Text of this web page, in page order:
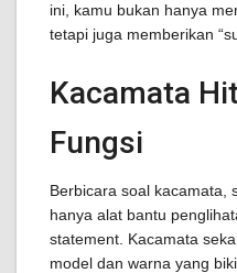
ini, kamu bukan hanya
tetapi juga memberikan
Kacamata
Fungsi
Berbicara soal kacamata,
hanya alat bantu
statement. Kacamata
model dan warna yang